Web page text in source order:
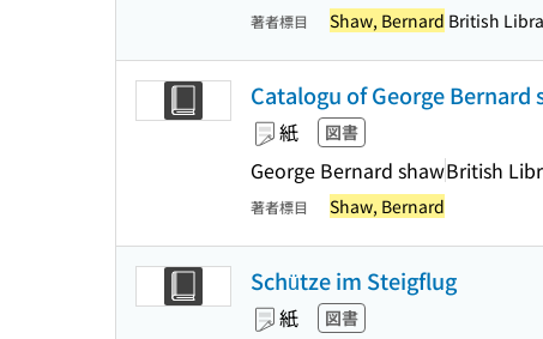
著者標目 Shaw, Bernard British
Catalogu of George Bernard
紙 図書
George Bernard shawBritish
著者標目 Shaw, Bernard
Schütze im Steigflug
紙 図書